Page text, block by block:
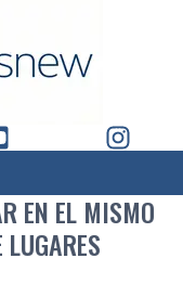
EN EL MISMO
LUGARES